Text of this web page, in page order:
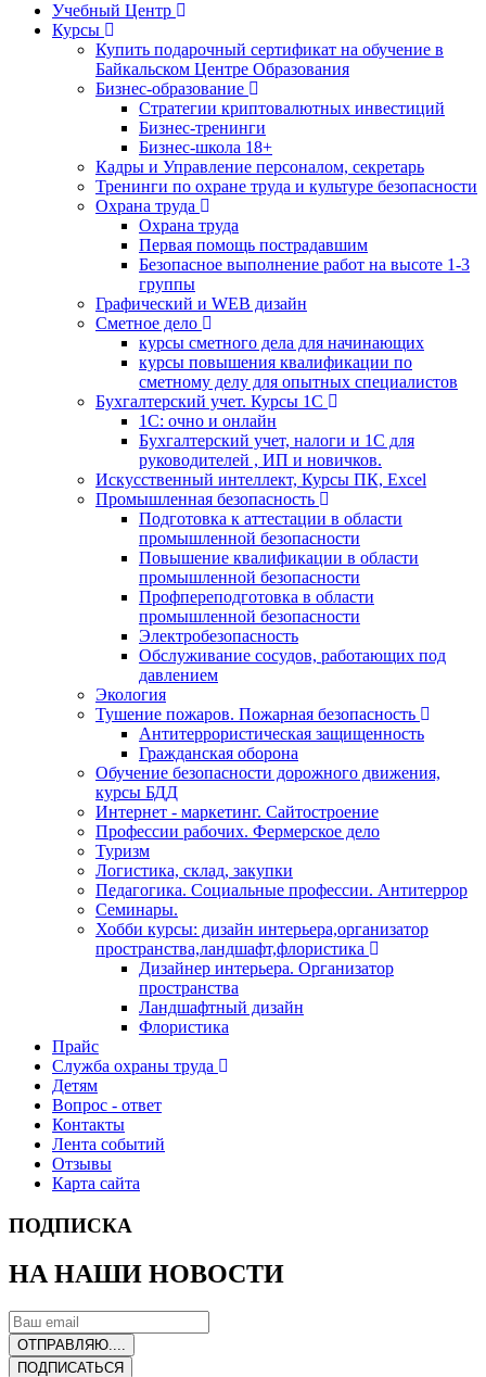
Учебный Центр
Курсы
Купить подарочный сертификат на обучение в
Байкальском Центре Образования
Бизнес-образование
Стратегии криптовалютных инвестиций
Бизнес-тренинги
Бизнес-школа 18+
Кадры и Управление персоналом, секретарь
Тренинги по охране труда и культуре безопасности
Охрана труда
Охрана труда
Первая помощь пострадавшим
Безопасное выполнение работ на высоте 1-3
группы
Графический и WEB дизайн
Сметное дело
курсы сметного дела для начинающих
курсы повышения квалификации по
сметному делу для опытных специалистов
Бухгалтерский учет. Курсы 1С
1С: очно и онлайн
Бухгалтерский учет, налоги и 1С для
руководителей , ИП и новичков.
Искусственный интеллект, Курсы ПК, Excel
Промышленная безопасность
Подготовка к аттестации в области
промышленной безопасности
Повышение квалификации в области
промышленной безопасности
Профпереподготовка в области
промышленной безопасности
Электробезопасность
Обслуживание сосудов, работающих под
давлением
Экология
Тушение пожаров. Пожарная безопасность
Антитеррористическая защищенность
Гражданская оборона
Обучение безопасности дорожного движения,
курсы БДД
Интернет - маркетинг. Сайтостроение
Профессии рабочих. Фермерское дело
Туризм
Логистика, склад, закупки
Педагогика. Социальные профессии. Антитеррор
Семинары.
Хобби курсы: дизайн интерьера,организатор
пространства,ландшафт,флористика
Дизайнер интерьера. Организатор
пространства
Ландшафтный дизайн
Флористика
Прайс
Служба охраны труда
Детям
Вопрос - ответ
Контакты
Лента событий
Отзывы
Карта сайта
ПОДПИСКА
НА НАШИ НОВОСТИ
ОТПРАВЛЯЮ....
ПОДПИСАТЬСЯ